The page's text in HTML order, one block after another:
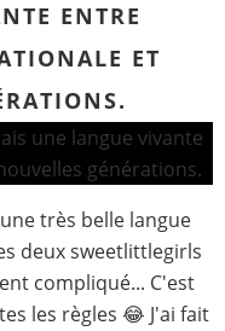
ENTRE
ET
très belle langue
deux sweetlittlegirls
compliqué... C'est
les règles 😂 J'ai fait